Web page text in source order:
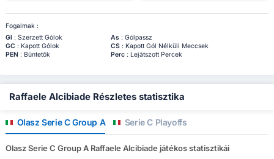
Fogalmak :
Gl : Szerzett Gólok As: Gólpassz
GC : Kapott Gólok CS: Kapott Gól Nélküli Meccsek
PEN : Büntetők Perc: Lejátszott Percek
Raffaele Alcibiade Részletes statisztika
Olasz Serie C Group A Serie C Playoffs
Olasz Serie C Group A Raffaele Alcibiade játékos statisztikái